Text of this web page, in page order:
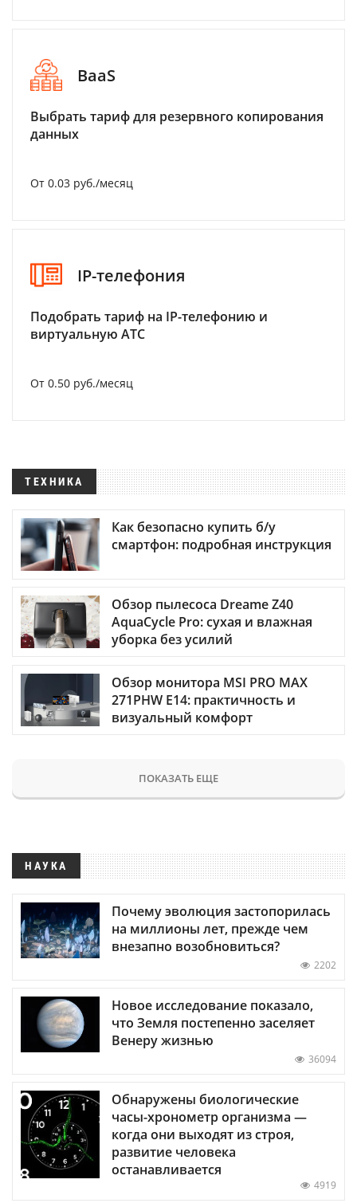
BaaS
Выбрать тариф для резервного копирования
данных
От 0.03 руб./месяц
IP-телефония
Подобрать тариф на IP-телефонию и
виртуальную АТС
От 0.50 руб./месяц
ТЕХНИКА
Как безопасно купить б/у
смартфон: подробная инструкция
Обзор пылесоса Dreame Z40
AquaCycle Pro: сухая и влажная
уборка без усилий
Обзор монитора MSI PRO MAX
271PHW E14: практичность и
визуальный комфорт
ПОКАЗАТЬ ЕЩЕ
НАУКА
Почему эволюция застопорилась
на миллионы лет, прежде чем
внезапно возобновиться?
2202
Новое исследование показало,
что Земля постепенно заселяет
Венеру жизнью
36094
Обнаружены биологические
часы-хронометр организма —
когда они выходят из строя,
развитие человека
останавливается
4919